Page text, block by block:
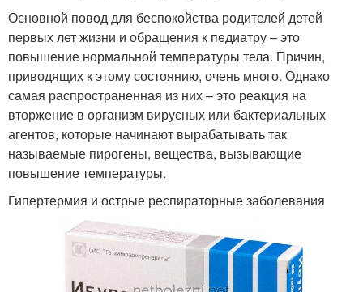
Основной повод для беспокойства родителей детей
первых лет жизни и обращения к педиатру – это
повышение нормальной температуры тела. Причин,
приводящих к этому состоянию, очень много. Однако
самая распространенная из них – это реакция на
вторжение в организм вирусных или бактериальных
агентов, которые начинают вырабатывать так
называемые пирогены, вещества, вызывающие
повышение температуры.
Гипертермия и острые респираторные заболевания